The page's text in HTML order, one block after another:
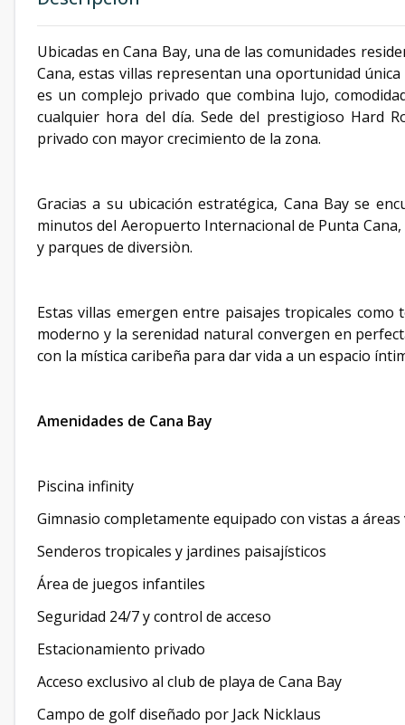
Ubicadas en Cana Bay, una de las comunidades
Cana, estas villas representan una oportunidad
es un complejo privado que combina lujo,
cualquier hora del día. Sede del prestigioso Hard
privado con mayor crecimiento de la zona.
Gracias a su ubicación estratégica, Cana Bay se
minutos del Aeropuerto Internacional de Punta
y parques de diversiòn.
Estas villas emergen entre paisajes tropicales
moderno y la serenidad natural convergen en
con la mística caribeña para dar vida a un espacio
Amenidades de Cana Bay
Piscina infinity
Gimnasio completamente equipado con vistas a áreas
Senderos tropicales y jardines paisajísticos
Área de juegos infantiles
Seguridad 24/7 y control de acceso
Estacionamiento privado
Acceso exclusivo al club de playa de Cana Bay
Campo de golf diseñado por Jack Nicklaus